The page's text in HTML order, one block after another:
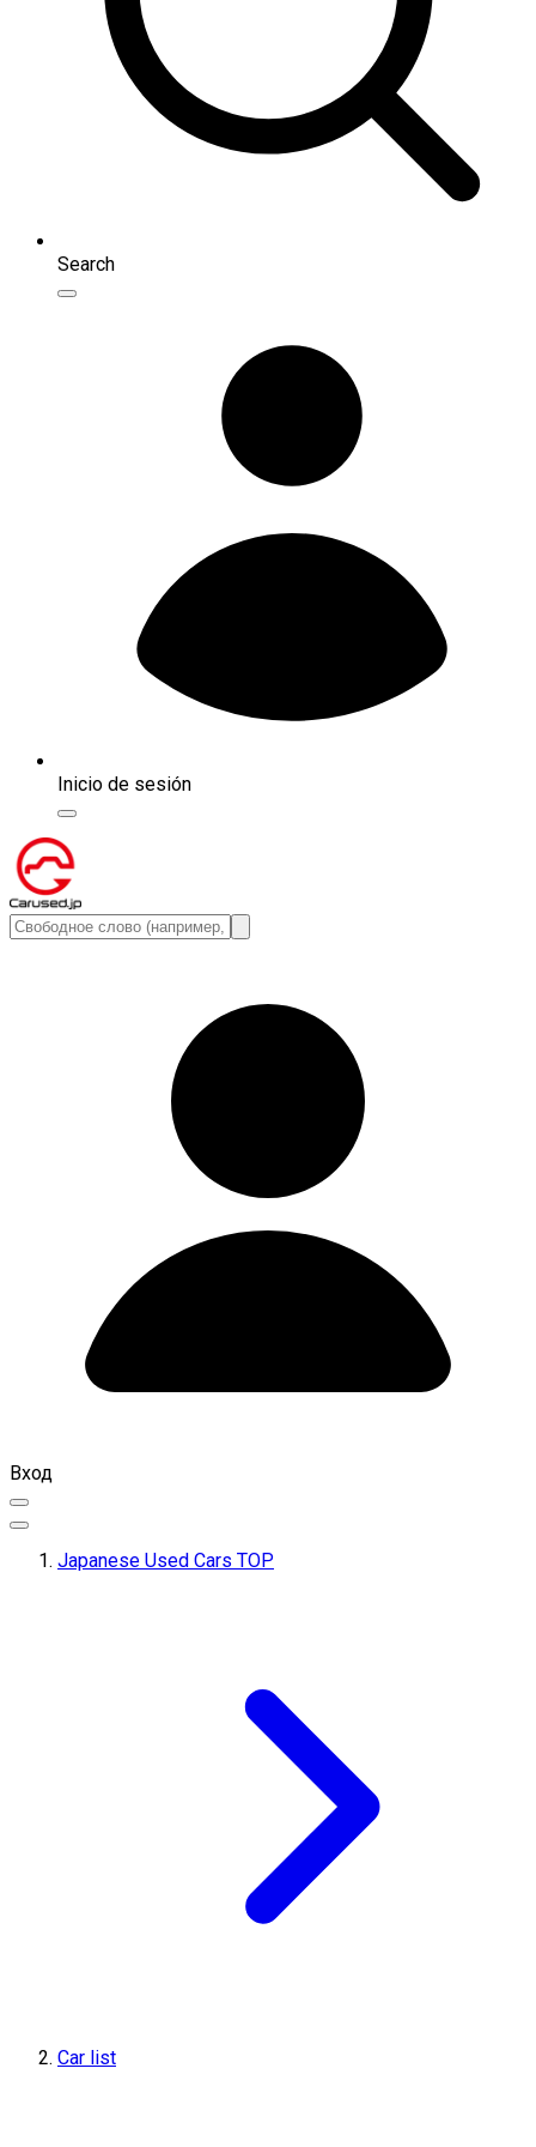
Search
Inicio de sesión
Вход
Japanese Used Cars TOP
Car list